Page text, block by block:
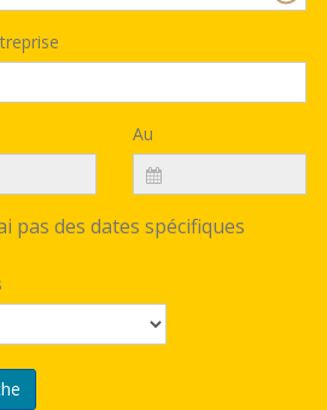
Au
pas des dates spécifiques